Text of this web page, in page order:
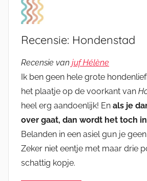
Recensie: Hondenstad
Recensie van juf Hélène
Ik ben geen hele grote
het plaatje op de voorkant van
heel erg aandoenlijk! En als je
over gaat, dan wordt het toch
Belanden in een asiel gun je
Zeker niet eentje met maar drie
schattig kopje.